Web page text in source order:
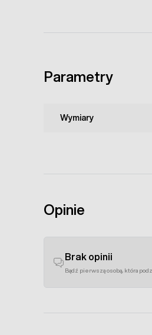
Parametry
Wymiary
Opinie
Brak opinii
Bądź pierwszą osobą, która